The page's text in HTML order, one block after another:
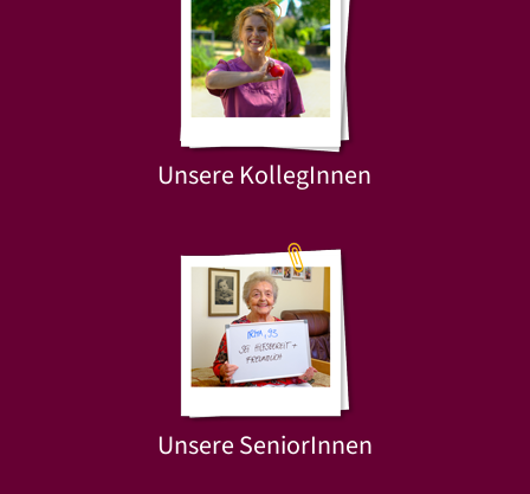
Unsere KollegInnen
Unsere SeniorInnen